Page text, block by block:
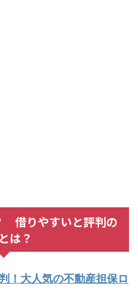
借りやすいと評判の
は？
！大人気の不動産担保ロ